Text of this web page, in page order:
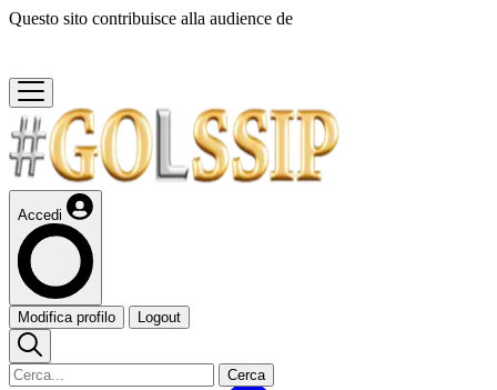
Questo sito contribuisce alla audience de
Accedi
Modifica profilo Logout
Cerca